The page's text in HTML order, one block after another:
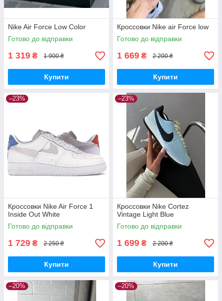
Nike Air Force Low Color
Готово до відправки
1 319 ₴ 1 900 ₴
Купити
Кроссовки Nike air Force low
Готово до відправки
1 669 ₴ 2 200 ₴
Купити
–23%
Кроссовки Nike Air Force 1
Inside Out White
Готово до відправки
1 729 ₴ 2 250 ₴
Купити
–23%
Кроссовки Nike Cortez
Vintage Light Blue
Готово до відправки
1 699 ₴ 2 200 ₴
Купити
–20% –20%